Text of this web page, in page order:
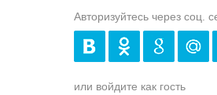
Авторизуйтесь через соц.
или войдите как гость